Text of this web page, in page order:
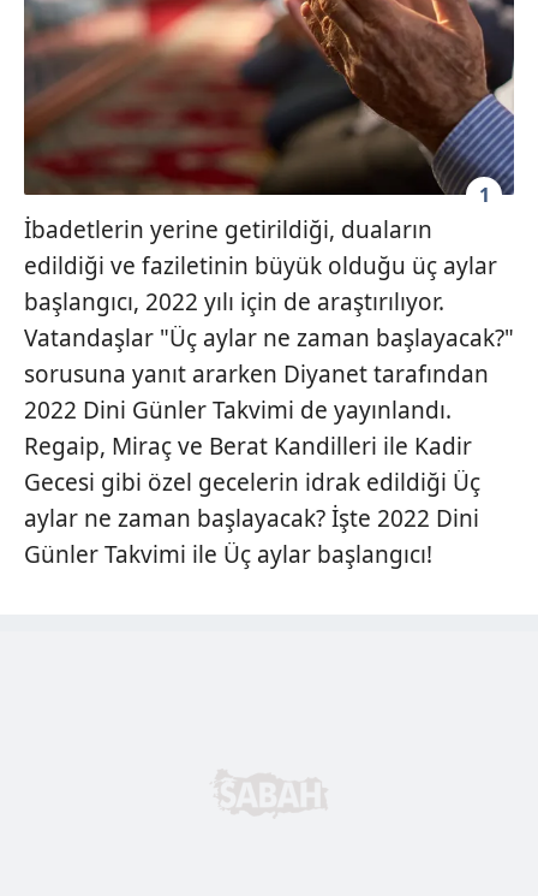
1
İbadetlerin yerine getirildiği, duaların
edildiği ve faziletinin büyük olduğu üç aylar
başlangıcı, 2022 yılı için de araştırılıyor.
Vatandaşlar "Üç aylar ne zaman başlayacak?"
sorusuna yanıt ararken Diyanet tarafından
2022 Dini Günler Takvimi de yayınlandı.
Regaip, Miraç ve Berat Kandilleri ile Kadir
Gecesi gibi özel gecelerin idrak edildiği Üç
aylar ne zaman başlayacak? İşte 2022 Dini
Günler Takvimi ile Üç aylar başlangıcı!